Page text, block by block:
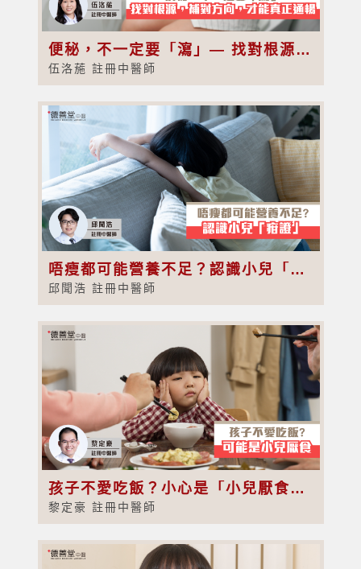
便秘，不一定要「瀉」— 找對根源，補對方向，才能真正通暢
伍洛葹 註冊中醫師
唔瘦都可能營養不足？認識小兒「疳證」
邱聞浩 註冊中醫師
孩子不愛吃飯？小心是「小兒厭食症」！中醫教你3步改善脾胃問題
黎定豪 註冊中醫師